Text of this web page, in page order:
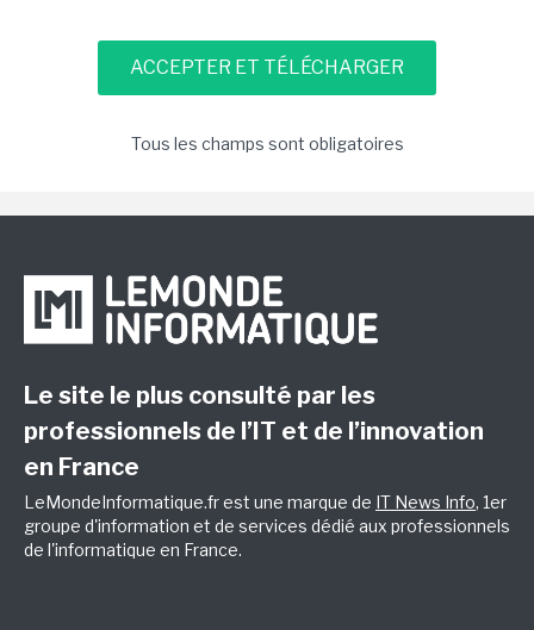
Tous les champs sont obligatoires
Le site le plus consulté par les
professionnels de l’IT et de l’innovation
en France
LeMondeInformatique.fr est une marque de IT News Info, 1er
groupe d'information et de services dédié aux professionnels
de l'informatique en France.